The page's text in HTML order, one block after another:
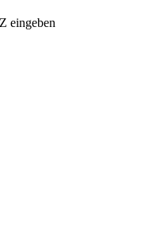
eingeben